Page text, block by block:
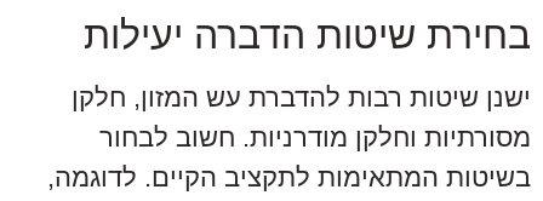
בחירת שיטות הדברה יעילות
ישנן שיטות רבות להדברת עש המזון, חלקן
מסורתיות וחלקן מודרניות. חשוב לבחור
בשיטות המתאימות לתקציב הקיים. לדוגמה,